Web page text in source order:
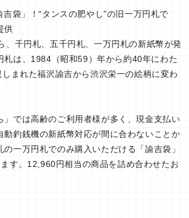
袋」！“タンスの肥やし”の旧一万円札で
供
千円札、五千円札、一万円札の新紙幣が発
札は、1984（昭和59）年から約40年にわた
しまれた福沢諭吉から渋沢栄一の絵柄に変わ
では高齢のご利用者様が多く、現金支払い
動釣銭機の新紙幣対応が間に合わないことか
の一万円札でのみ購入いただける「諭吉袋」
ます。12,960円相当の商品を詰め合わせたお